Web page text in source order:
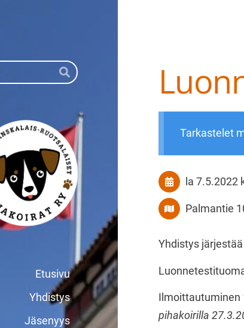
Haku
Hae
Suomen Tanskalais-
Etusivu
Yhdistys
Jäsenyys
Tarkastelet
la 7.5.2022
Palmantie
Yhdistys
Ilmoittautuminen
pihakoirilla